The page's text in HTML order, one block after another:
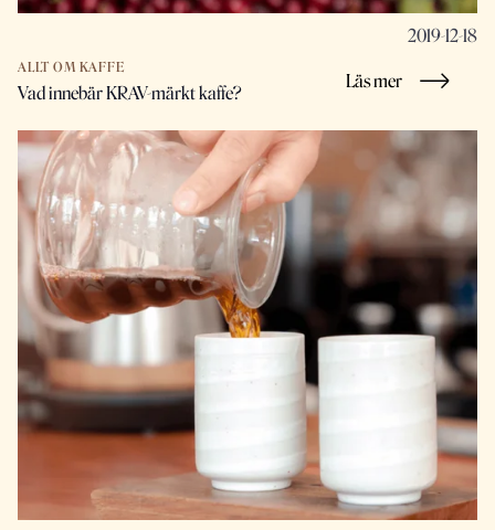
2019-12-18
ALLT OM KAFFE
Vad innebär KRAV-märkt kaffe?
Läs mer